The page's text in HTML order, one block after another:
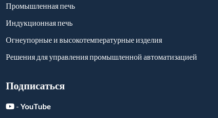
Промышленная печь
Индукционная печь
Огнеупорные и высокотемпературные изделия
Решения для управления промышленной автоматизацией
Подписаться
- YouTube